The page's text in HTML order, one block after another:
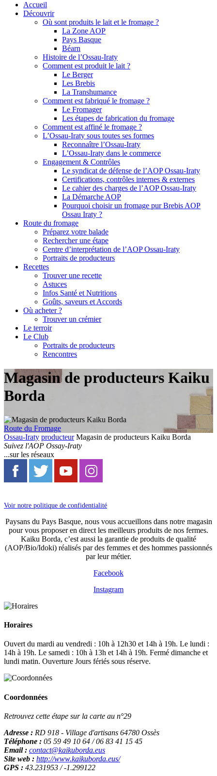
Accueil
Découvrir
Où sont produits le lait et le fromage ?
La Zone AOP
Pays Basque
Béarn
Histoire de l’Ossau-Iraty
Comment est produit le lait ?
Le Berger
Les Brebis
La Transhumance
Comment est fabriqué le fromage ?
Le Fromager
Les étapes de fabrication du fromage
Comment est affiné le fromage ?
L’Ossau-Iraty sous toutes ses formes
Reconnaître l’Ossau-Iraty
L’Ossau-Iraty dans le commerce
Engagement & Contrôles
Le syndicat de défense de l’AOP Ossau-Iraty
Certifications, contrôles internes & externes
Le cahier des charges de l’AOP Ossau-Iraty
La Démarche AOP
Pourquoi choisir un fromage pur Brebis AOP
Ossau Iraty ?
Route du fromage
Préparez votre balade
Rechercher une étape
Centre d’interprétation de l’AOP Ossau-Iraty
Portraits de producteurs
Recettes
Trouver une recette
Astuces
Infos Santé et Nutritions
Goûts, saveurs et Accords
Où acheter ?
Trouver un crémier
Le terroir
Le Club
Portraits de producteurs
Rencontres
Magasin de producteurs Kaiku
Borda
Route du Fromage
Ossau-Iraty producteur Magasin de producteurs Kaiku Borda
Suivez l'AOP Ossay-Iraty
...sur les réseaux
Voir notre politique de confidentialité
Paysans du Pays Basque, nous vous accueillons dans notre magasin
pour vous proposer en direct les meilleurs produits de nos fermes.
Kaiku Borda, c’est aussi la garantie de produits de qualité
(AOP/Bio/Idoki) réalisés par des femmes et des hommes passionnés
par leur métier.
Facebook
Instagram
Horaires
Ouvert du mardi au vendredi : 10h à 12h30 et 14h à 19h. Le lundi :
14h à 19h. Le samedi : 10h à 13h et 14h à 19h. Fermé dimanche et
lundi matin. Ouverture Jours fériés sous réserve.
Coordonnées
Retrouvez cette étape sur la carte au n°29
Adresse : RD 918 - Village d'artisans 64780 Ossès
Téléphone : 05 59 49 10 64 / 06 83 41 15 45
Email : contact@kaikuborda.eus
Site web : http://www.kaikuborda.eus/
GPS : 43.231953 / -1.299122